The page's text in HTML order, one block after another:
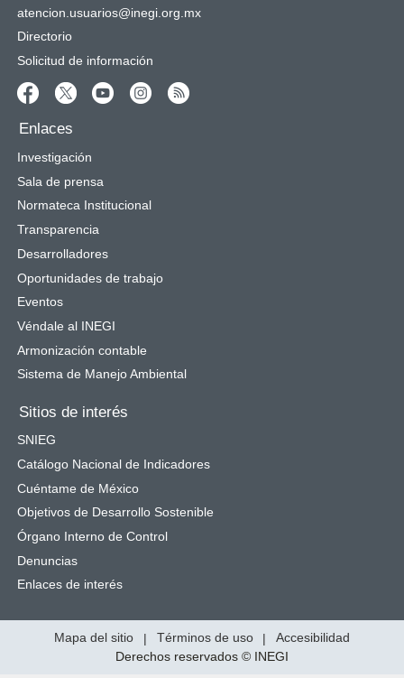
atencion.usuarios@inegi.org.mx
Directorio
Solicitud de información
Enlaces
Investigación
Sala de prensa
Normateca Institucional
Transparencia
Desarrolladores
Oportunidades de trabajo
Eventos
Véndale al INEGI
Armonización contable
Sistema de Manejo Ambiental
Sitios de interés
SNIEG
Catálogo Nacional de Indicadores
Cuéntame de México
Objetivos de Desarrollo Sostenible
Órgano Interno de Control
Denuncias
Enlaces de interés
Mapa del sitio | Términos de uso |
Accesibilidad
Derechos reservados © INEGI